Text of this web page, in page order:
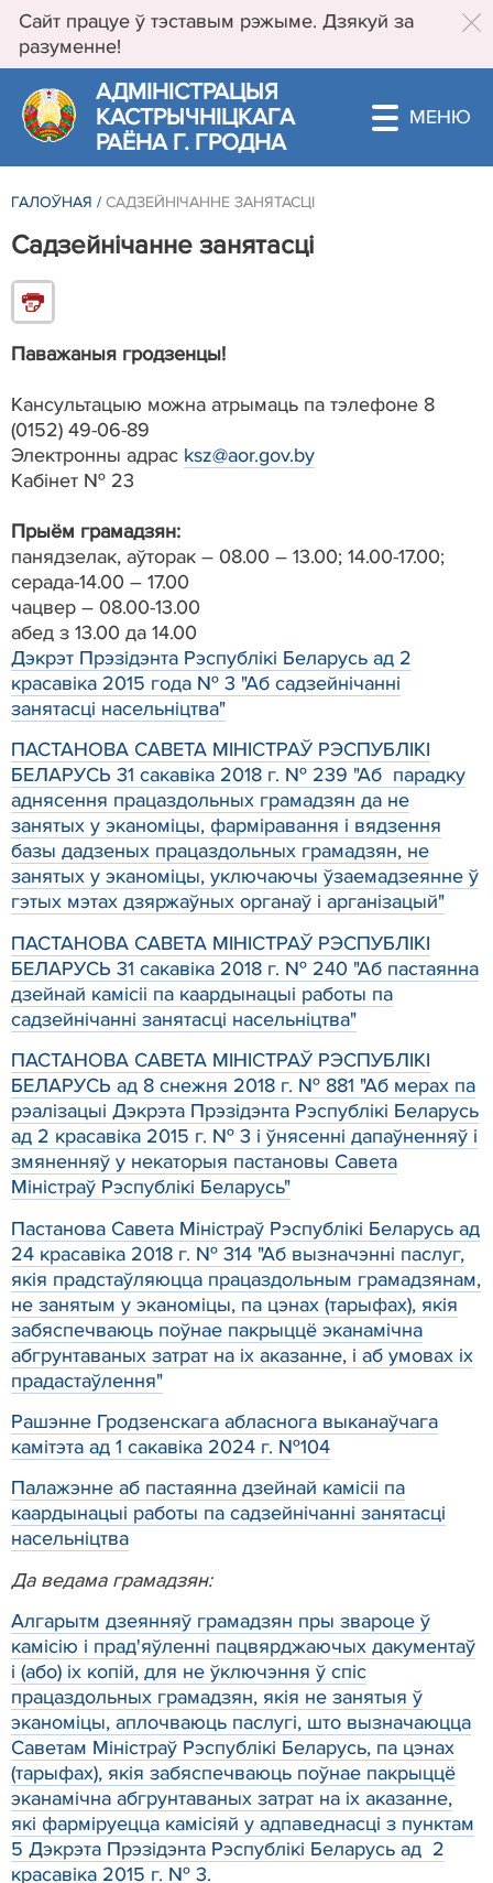
Сайт працуе ў тэставым рэжыме. Дзякуй за
разуменне!
АДМIНIСТРАЦЫЯ
КАСТРЫЧНIЦКАГА
РАЁНА Г. ГРОДНА
ГАЛОЎНАЯ / САДЗЕЙНІЧАННЕ ЗАНЯТАСЦІ
Садзейнічанне занятасці
Паважаныя гродзенцы!
Кансультацыю можна атрымаць па тэлефоне 8
(0152) 49-06-89
Электронны адрас ksz@aor.gov.by
Кабінет № 23
Прыём грамадзян:
панядзелак, аўторак – 08.00 – 13.00; 14.00-17.00;
серада-14.00 – 17.00
чацвер – 08.00-13.00
абед з 13.00 да 14.00
Дэкрэт Прэзідэнта Рэспублікі Беларусь ад 2
красавіка 2015 года № 3 "Аб садзейнічанні
занятасці насельніцтва"
ПАСТАНОВА САВЕТА МІНІСТРАЎ РЭСПУБЛІКІ
БЕЛАРУСЬ 31 сакавіка 2018 г. № 239 "Аб парадку
аднясення працаздольных грамадзян да не
занятых у эканоміцы, фарміравання і вядзення
базы дадзеных працаздольных грамадзян, не
занятых у эканоміцы, уключаючы ўзаемадзеянне ў
гэтых мэтах дзяржаўных органаў і арганізацый"
ПАСТАНОВА САВЕТА МІНІСТРАЎ РЭСПУБЛІКІ
БЕЛАРУСЬ 31 сакавіка 2018 г. № 240 "Аб пастаянна
дзейнай камісіі па каардынацыі работы па
садзейнічанні занятасці насельніцтва"
ПАСТАНОВА САВЕТА МІНІСТРАЎ РЭСПУБЛІКІ
БЕЛАРУСЬ ад 8 снежня 2018 г. № 881 "Аб мерах па
рэалізацыі Дэкрэта Прэзідэнта Рэспублікі Беларусь
ад 2 красавіка 2015 г. № 3 і ўнясенні дапаўненняў і
змяненняў у некаторыя пастановы Савета
Міністраў Рэспублікі Беларусь"
Пастанова Савета Міністраў Рэспублікі Беларусь ад
24 красавіка 2018 г. № 314 "Аб вызначэнні паслуг,
якія прадстаўляюцца працаздольным грамадзянам,
не занятым у эканоміцы, па цэнах (тарыфах), якія
забяспечваюць поўнае пакрыццё эканамічна
абгрунтаваных затрат на іх аказанне, і аб умовах іх
прадастаўлення"
Рашэнне Гродзенскага абласнога выканаўчага
камітэта ад 1 сакавіка 2024 г. №104
Палажэнне аб пастаянна дзейнай камісіі па
каардынацыі работы па садзейнічанні занятасці
насельніцтва
Да ведама грамадзян:
Алгарытм дзеянняў грамадзян пры звароце ў
камісію і прад'яўленні пацвярджаючых дакументаў
і (або) іх копій, для не ўключэння ў спіс
працаздольных грамадзян, якія не занятыя ў
эканоміцы, аплочваюць паслугі, што вызначаюцца
Саветам Міністраў Рэспублікі Беларусь, па цэнах
(тарыфах), якія забяспечваюць поўнае пакрыццё
эканамічна абгрунтаваных затрат на іх аказанне,
які фарміруецца камісіяй у адпаведнасці з пунктам
5 Дэкрэта Прэзідэнта Рэспублікі Беларусь ад 2
красавіка 2015 г. № 3.